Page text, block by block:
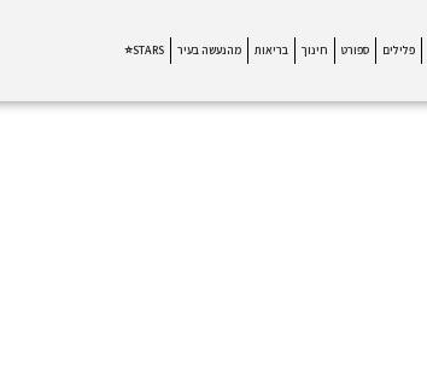
פלילים ספורט חינוך בריאות מהנעשה בעיר STARS⭐